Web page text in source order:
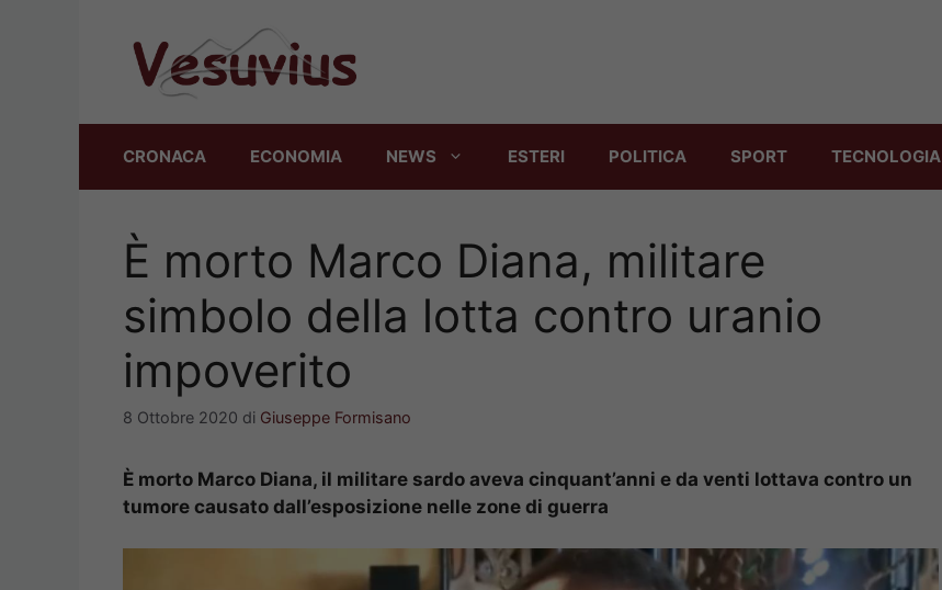
CRONACA ECONOMIA NEWS ESTERI POLITICA SPORT TECNOLOGIA
È morto Marco Diana, militare
simbolo della lotta contro uranio
impoverito
8 Ottobre 2020 di Giuseppe Formisano
È morto Marco Diana, il militare sardo aveva cinquant’anni e da venti lottava contro un
tumore causato dall’esposizione nelle zone di guerra